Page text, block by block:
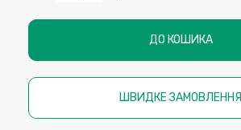
ДО КОШИКА
ШВИДКЕ ЗАМОВЛЕННЯ